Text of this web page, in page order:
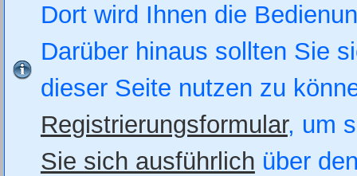
Dort wird Ihnen die
Darüber hinaus sollten Sie
dieser Seite nutzen zu
Registrierungsformular, um
Sie sich ausführlich über